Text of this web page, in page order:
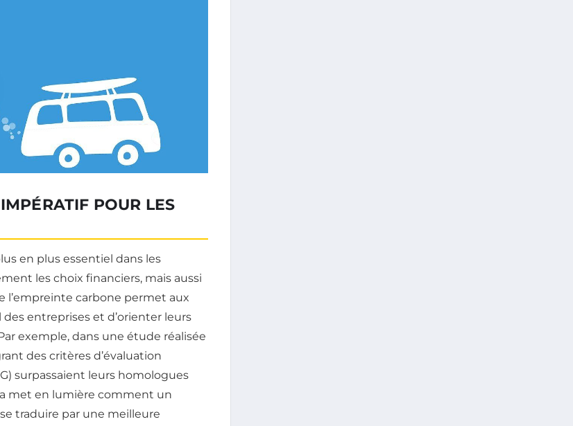
POUR LES
en plus essentiel dans les
les choix financiers, mais aussi
l’empreinte carbone permet aux
entreprises et d’orienter leurs
exemple, dans une étude réalisée
des critères d’évaluation
surpassaient leurs homologues
met en lumière comment un
traduire par une meilleure